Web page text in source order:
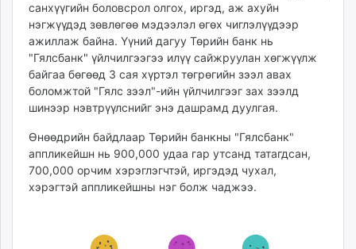
assa.mn
toim.mn
tac.mn
paparazzi.mn
unread.today
санхүүгийн боловсрол олгох, иргэд, аж ахуйн
нэгжүүдэд зөвлөгөө мэдээлэл өгөх чиглэлүүдээр
ажиллаж байна. Үүний дагуу Төрийн банк нь
"Гялсбанк" үйлчилгээгээ илүү сайжруулан хөгжүүлж
байгаа бөгөөд 3 сая хүртэл төгрөгийн зээл авах
боломжтой "Гялс зээл"-ийн үйлчилгээг зах зээлд
шинээр нэвтрүүлснийг энэ дашрамд дуулгая.
Өнөөдрийн байдлаар Төрийн банкны "Гялсбанк"
аппликейшн нь 900,000 удаа гар утсанд татагдсан,
700,000 орчим хэрэглэгчтэй, иргэдэд чухал,
хэрэгтэй аппликейшны нэг болж чаджээ.